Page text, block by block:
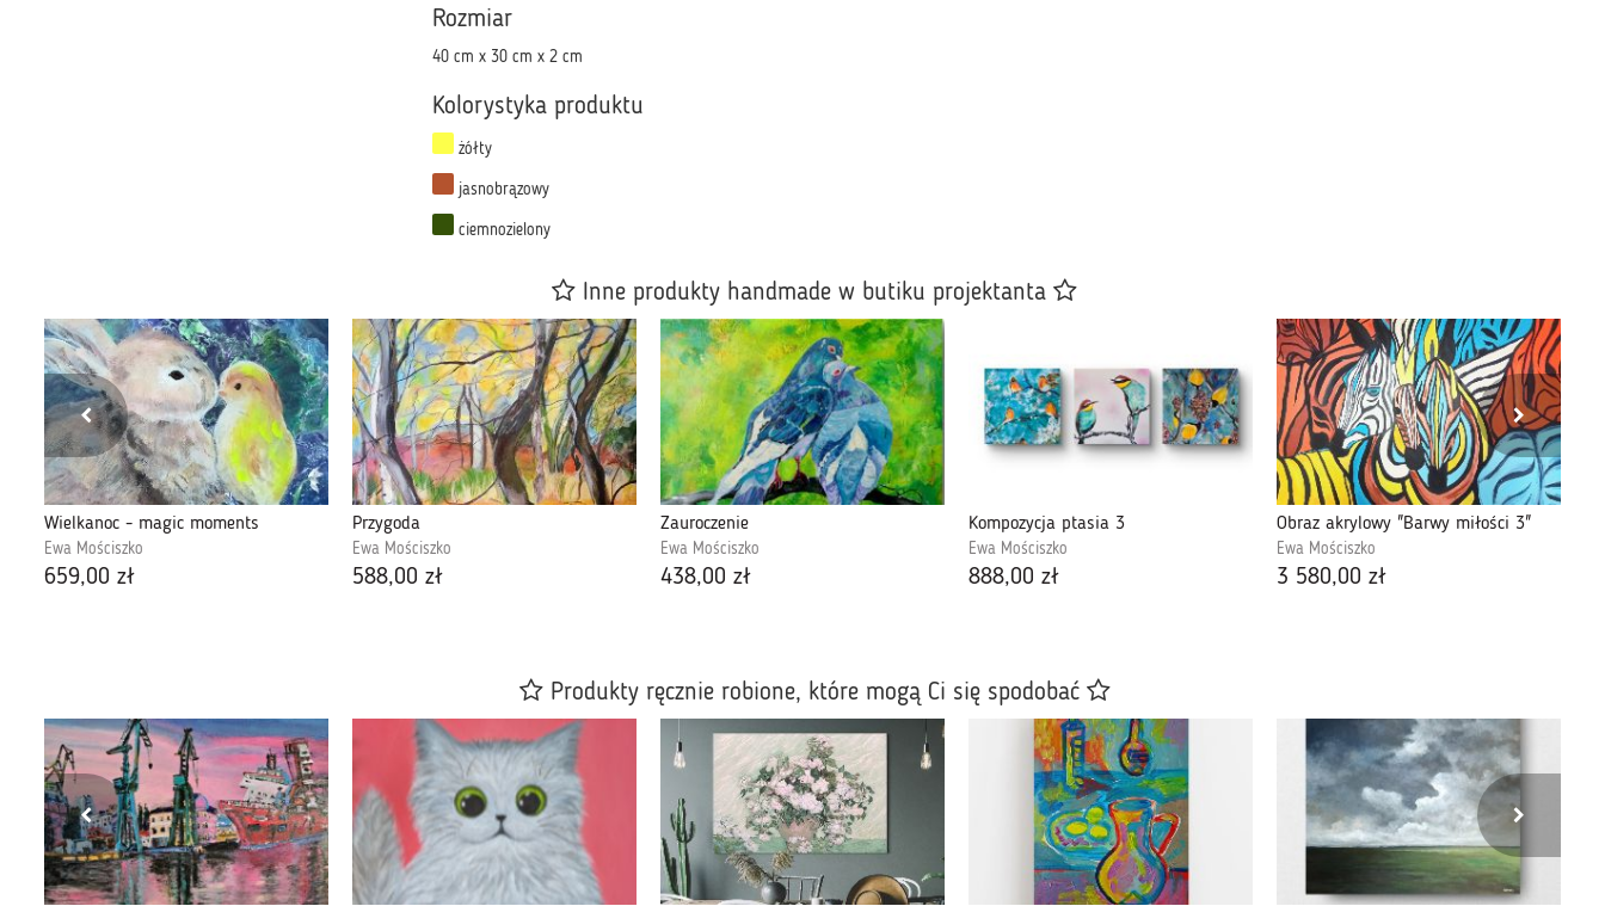
Rozmiar
40 cm x 30 cm x 2 cm
Kolorystyka produktu
żółty
jasnobrązowy
ciemnozielony
Inne produkty handmade w butiku projektanta
Wielkanoc - magic moments
Ewa Mościszko
659,00 zł
Przygoda
Ewa Mościszko
588,00 zł
Zauroczenie
Ewa Mościszko
438,00 zł
Kompozycja ptasia 3
Ewa Mościszko
888,00 zł
Obraz akrylowy "Barwy miłości 3"
Ewa Mościszko
3 580,00 zł
Produkty ręcznie robione, które mogą Ci się spodobać